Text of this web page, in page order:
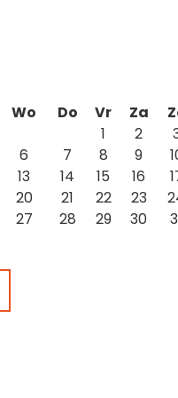
Wo Do Vr Za
1 2
6 7 8 9
13 14 15 16
20 21 22 23
27 28 29 30